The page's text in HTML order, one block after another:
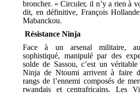
broncher. « Circuler, il n’y a rien à
dit, en définitive, François
Mabanckou.
Résistance Ninja
Face à un arsenal militaire,
sophistiqué, manipulé par des
solde de Sassou, c’est un
Ninja de Ntoumi arrivent à faire
rangs de l’ennemi composés de
rwandais et centrafricains. Les